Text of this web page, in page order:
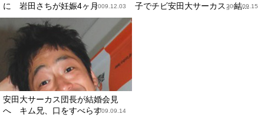
に 岩田さちが妊娠4ヶ月2009.12.03
子でチビ安田大サーカス」結...
2009.09.15
安田大サーカス団長が結婚会見
へ キム兄、口をすべらす2009.09.14